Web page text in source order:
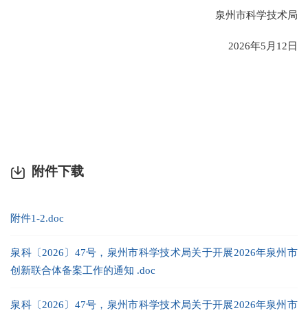
泉州市科学技术局
2026年5月12日
附件下载
附件1-2.doc
泉科〔2026〕47号，泉州市科学技术局关于开展2026年泉州市
创新联合体备案工作的通知 .doc
泉科〔2026〕47号，泉州市科学技术局关于开展2026年泉州市